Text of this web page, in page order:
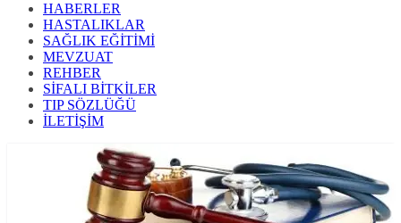
HABERLER
HASTALIKLAR
SAĞLIK EĞİTİMİ
MEVZUAT
REHBER
SİFALI BİTKİLER
TIP SÖZLÜĞÜ
İLETİŞİM